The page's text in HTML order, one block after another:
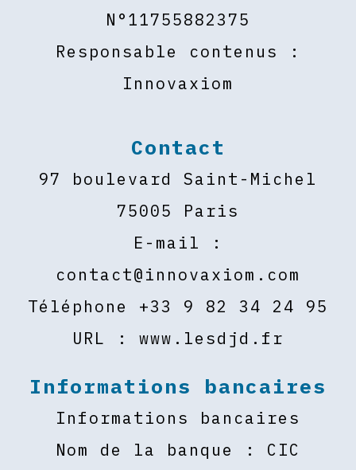
N°11755882375
Responsable contenus :
Innovaxiom
Contact
97 boulevard Saint-Michel
75005 Paris
E-mail :
contact@innovaxiom.com
Téléphone +33 9 82 34 24 95
URL : www.lesdjd.fr
Informations bancaires
Informations bancaires
Nom de la banque : CIC